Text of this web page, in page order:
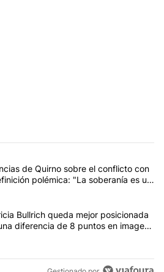
con más comentarios en los
el título "Las inconsistencias de
de Quirno sobre el conflicto con
polémica: "La soberanía es un
con el título "Encuesta: Patricia
Bullrich queda mejor posicionada
diferencia de 8 puntos en imagen